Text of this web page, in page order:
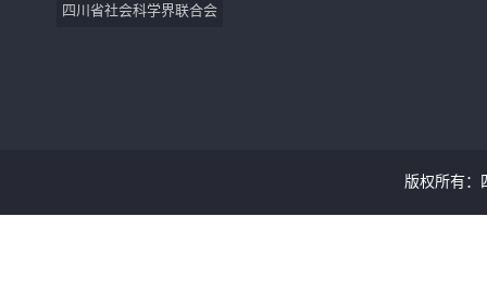
四川省社会科学界联合会
版权所有：